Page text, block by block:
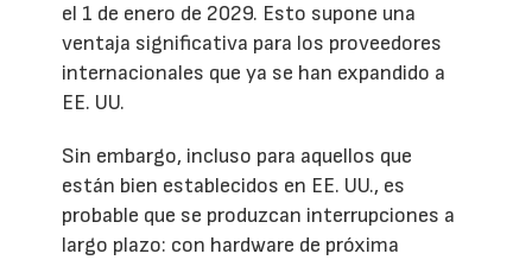
el 1 de enero de 2029. Esto supone una
ventaja significativa para los proveedores
internacionales que ya se han expandido a
EE. UU.
Sin embargo, incluso para aquellos que
están bien establecidos en EE. UU., es
probable que se produzcan interrupciones a
largo plazo: con hardware de próxima